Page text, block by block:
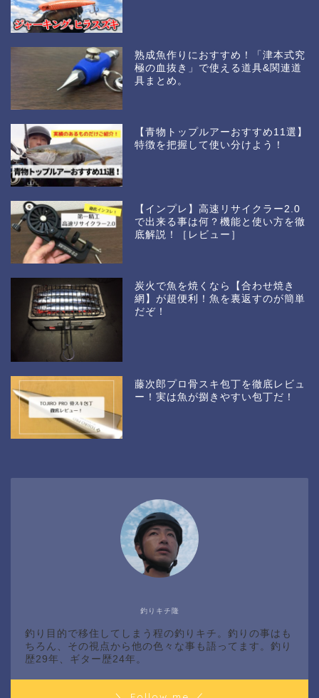
熟成魚作りにおすすめ！「津本式究
極の血抜き」で使える道具&関連道
具まとめ。
【青物トップルアーおすすめ11選】
特徴を把握して使い分けよう！
【インプレ】高速リサイクラー2.0
で出来る事は何？機能と使い方を徹
底解説！［レビュー］
炭火で魚を焼くなら【合わせ焼き
網】が超便利！魚を裏返すのが簡単
だぞ！
藤次郎プロ骨スキ包丁を徹底レビュ
ー！実は魚が捌きやすい包丁だ！
釣りキチ隆
釣り目的で移住してしまう程の釣りキチ。釣りの事はも
ちろん、その視点から他の色々な事も語ってます。釣り
歴29年、ギター歴24年。